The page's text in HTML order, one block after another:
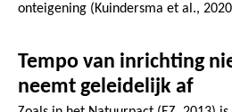
onteigening (Kuindersma et al.,
Tempo van inrichting
neemt geleidelijk af